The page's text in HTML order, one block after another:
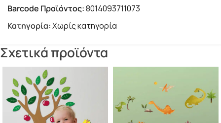
Barcode Προϊόντος:8014093711073
Κατηγορία:Χωρίς κατηγορία
Σχετικά προϊόντα